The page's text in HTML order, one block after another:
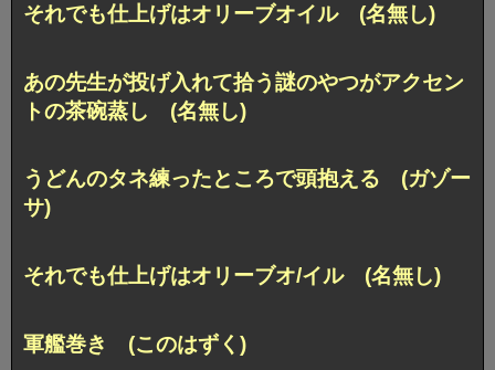
それでも仕上げはオリーブオイル (名無し)
あの先生が投げ入れて拾う謎のやつがアクセン
トの茶碗蒸し (名無し)
うどんのタネ練ったところで頭抱える (ガゾー
サ)
それでも仕上げはオリーブオ/イル (名無し)
軍艦巻き (このはずく)